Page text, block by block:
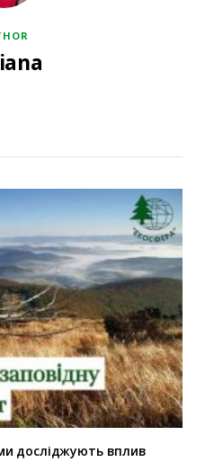
досліджують вплив